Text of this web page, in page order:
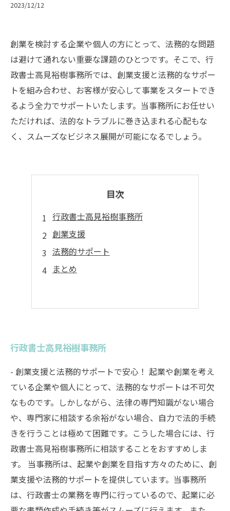
2023/12/12
創業を検討する企業や個人の方にとって、法務的な問題
は避けて通れない重要な課題のひとつです。そこで、行
政書士高見裕樹事務所では、創業支援と法務的なサポー
トを組み合わせ、お客様が安心して事業をスタートでき
るよう全力でサポートいたします。当事務所にお任せい
ただければ、法的なトラブルに巻き込まれる心配もな
く、スムーズなビジネス展開が可能になるでしょう。
目次
行政書士高見裕樹事務所
創業支援
法務的サポート
まとめ
行政書士高見裕樹事務所
- 創業支援と法務的サポートで安心！ 起業や創業を考え
ている企業や個人にとって、法務的なサポートは不可欠
なものです。しかしながら、法律の専門知識がない場合
や、専門家に相談する余裕がない場合、自力で法的手続
きを行うことは極めて困難です。こうした場合には、行
政書士高見裕樹事務所に相談することをおすすめしま
す。 当事務所は、起業や創業を目指す方々のために、創
業支援や法務的サポートを提供しています。当事務所
は、行政書士の業務を専門に行っているので、起業に必